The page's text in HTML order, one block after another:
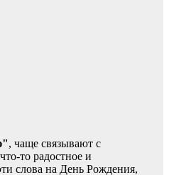
, чаще связывают с
то радостное и
слова на День Рождения,